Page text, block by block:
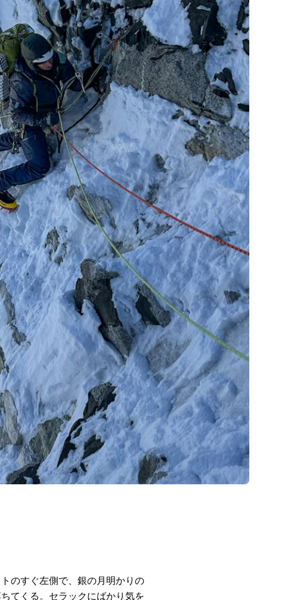
のすぐ左側で、銀の月明かりの
てくる。セラックにばかり気を